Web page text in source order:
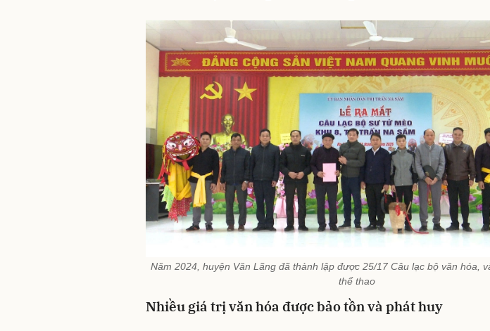
Năm 2024, huyện Văn Lãng đã thành lập được 25/17 Câu lạc bộ văn hóa,
thể thao
Nhiều giá trị văn hóa được bảo tồn và phát huy